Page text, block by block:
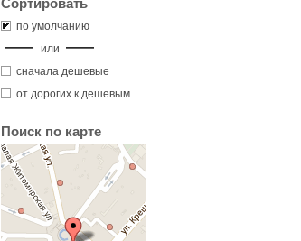
Сортировать
по умолчанию
или
сначала дешевые
от дорогих к дешевым
Поиск по карте